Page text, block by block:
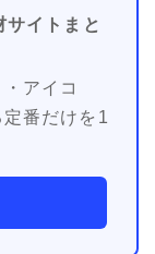
サイトまと
アイコ
番だけを1